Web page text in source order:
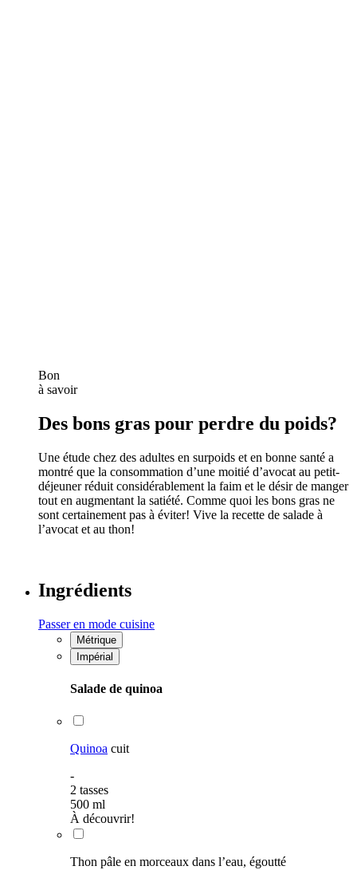
Bon
à savoir
Des bons gras pour perdre du poids?
Une étude chez des adultes en surpoids et en bonne santé a
montré que la consommation d’une moitié d’avocat au petit-
déjeuner réduit considérablement la faim et le désir de manger
tout en augmentant la satiété. Comme quoi les bons gras ne
sont certainement pas à éviter! Vive la recette de salade à
l’avocat et au thon!
Ingrédients
Passer en mode cuisine
Métrique
Impérial
Salade de quinoa
Quinoa cuit
-
2 tasses
500 ml
À découvrir!
Thon pâle en morceaux dans l’eau, égoutté